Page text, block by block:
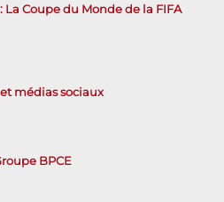
La Coupe du Monde de la FIFA
médias sociaux
BPCE